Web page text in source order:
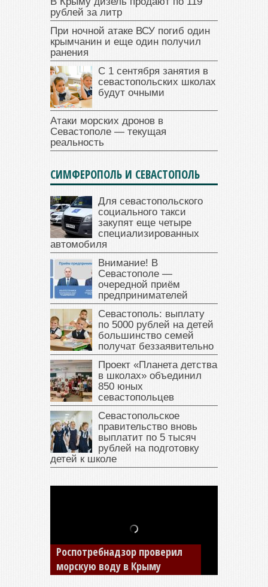
рублей за литр
При ночной атаке ВСУ погиб один
крымчанин и еще один получил
ранения
С 1 сентября занятия в
севастопольских школах
будут очными
Атаки морских дронов в
Севастополе — текущая
реальность
СИМФЕРОПОЛЬ И СЕВАСТОПОЛЬ
Для севастопольского
социального такси
закупят еще четыре
специализированных
автомобиля
Внимание! В
Севастополе —
очередной приём
предпринимателей
Севастополь: выплату
по 5000 рублей на детей
большинство семей
получат беззаявительно
Проект «Планета детства
в школах» объединил
850 юных
севастопольцев
Севастопольское
правительство вновь
выплатит по 5 тысяч
рублей на подготовку
детей к школе
Роспотребнадзор проверил
морскую воду в Крыму